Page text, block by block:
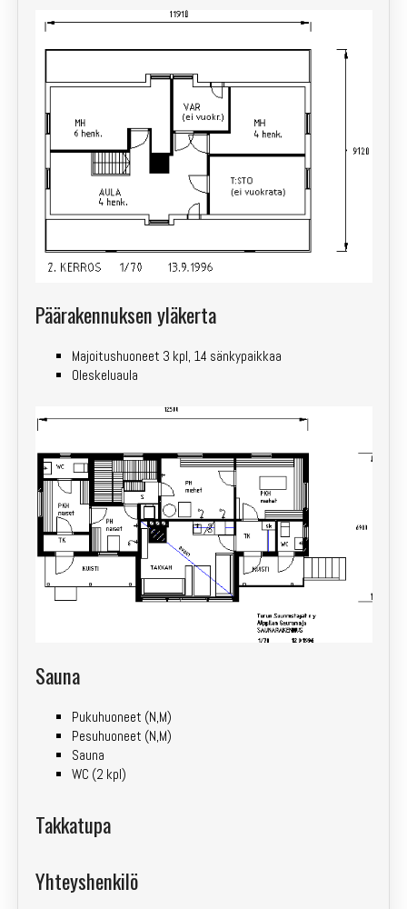
Päärakennuksen yläkerta
Majoitushuoneet 3 kpl, 14 sänkypaikkaa
Oleskeluaula
Sauna
Pukuhuoneet (N,M)
Pesuhuoneet (N,M)
Sauna
WC (2 kpl)
Takkatupa
Yhteyshenkilö